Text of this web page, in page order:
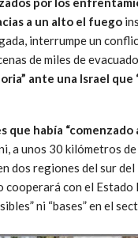
a un alto el fuego
interrumpe un
de miles de
ante una Israel
había
a unos 30 kilómetros
dos regiones del sur
cooperará con el
ni “bases” en el